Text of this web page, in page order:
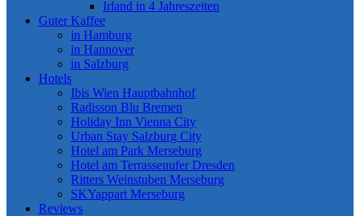
Irland in 4 Jahreszeiten
Guter Kaffee
in Hamburg
in Hannover
in Salzburg
Hotels
Ibis Wien Hauptbahnhof
Radisson Blu Bremen
Holiday Inn Vienna City
Urban Stay Salzburg City
Hotel am Park Merseburg
Hotel am Terrassenufer Dresden
Ritters Weinstuben Merseburg
SKYappart Merseburg
Reviews